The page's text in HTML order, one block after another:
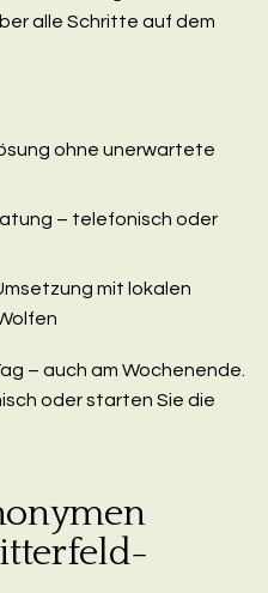
alle Schritte auf dem
ohne unerwartete
– telefonisch oder
mit lokalen
– auch am Wochenende.
oder starten Sie die